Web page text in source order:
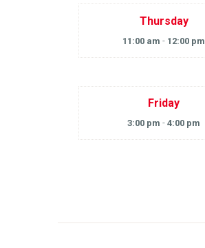
Thursday
11:00 am - 12:00 pm
Friday
3:00 pm -4:00 pm